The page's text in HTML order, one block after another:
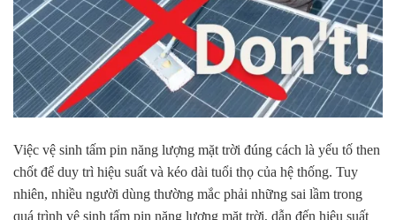
Việc vệ sinh tấm pin năng lượng mặt trời đúng cách là yếu tố then
chốt để duy trì hiệu suất và kéo dài tuổi thọ của hệ thống. Tuy
nhiên, nhiều người dùng thường mắc phải những sai lầm trong
quá trình vệ sinh tấm pin năng lượng mặt trời, dẫn đến hiệu suất